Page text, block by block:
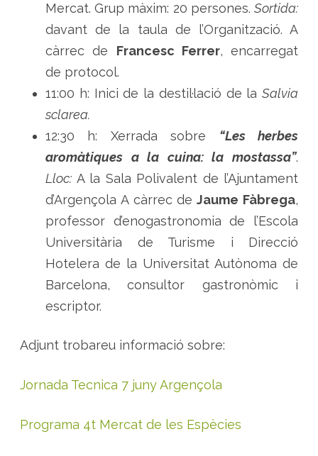
Mercat. Grup màxim: 20 persones. Sortida:
davant de la taula de l’Organització. A
càrrec de Francesc Ferrer, encarregat
de protocol.
11:00 h: Inici de la destil·lació de la Salvia
sclarea.
12:30 h: Xerrada sobre “Les herbes
aromàtiques a la cuina: la mostassa”.
Lloc: A la Sala Polivalent de l’Ajuntament
d’Argençola A càrrec de Jaume Fàbrega,
professor d’enogastronomia de l’Escola
Universitària de Turisme i Direcció
Hotelera de la Universitat Autònoma de
Barcelona, consultor gastronòmic i
escriptor.
Adjunt trobareu informació sobre:
Jornada Tecnica 7 juny Argençola
Programa 4t Mercat de les Espècies